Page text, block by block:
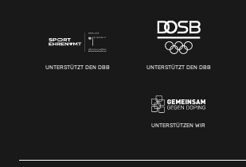
UNTERSTÜTZT DEN DBB UNTERSTÜTZT DEN DBB
UNTERSTÜTZEN WIR